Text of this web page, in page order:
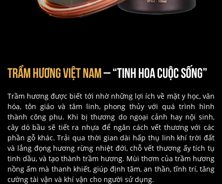
TRẦM HƯƠNG VIỆT NAM– “TINH HOA CUỘC SỐNG”
Trầm hương được biết tới nhờ những lợi ích về mặt y học, văn
hóa, tôn giáo và tâm linh, phong thủy với quá trình hình
thành công phu. Khi bị thương do ngoại cảnh hay nội sinh,
cây dó bầu sẽ tiết ra nhựa để ngăn cách vết thương với các
phần gỗ khác. Trải qua thời gian dài hấp thụ linh khí trời đất
và lắng đọng hương rừng nhiệt đới, chỗ vết thương ấy tích tụ
tinh dầu, và tạo thành trầm hương. Mùi thơm của trầm hương
nồng ấm mà thanh khiết, giúp định tâm, an thần, tĩnh trí, tăng
cường tài vận và khí vận cho người sử dụng.